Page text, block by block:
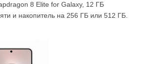
8 Elite for Galaxy, 12 ГБ
и накопитель на 256 ГБ или 512 ГБ.